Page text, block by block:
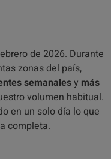
de 2026. Durante
zonas del país,
semanalesy más
volumen habitual.
en un solo día lo que
completa.